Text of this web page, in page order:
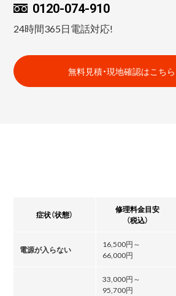
0120-074-910
24時間365日電話対応!
無料見積・現地確認はこちら
症状（状態）
修理料金目安
（税込）
電源が入らない
16,500円～
66,000円
33,000円～
95,700円